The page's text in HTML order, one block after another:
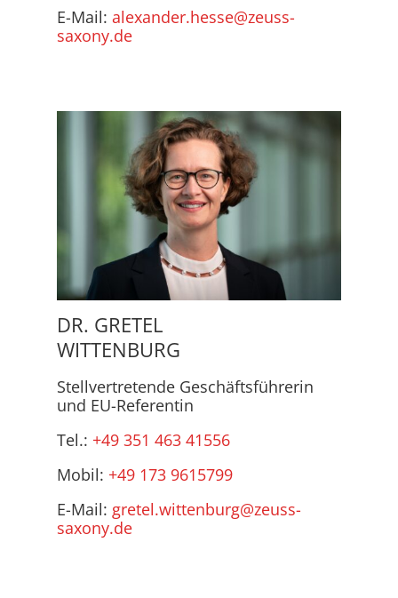
E-Mail: alexander.hesse@zeuss-
saxony.de
DR. GRETEL
WITTENBURG
Stellvertretende Geschäftsführerin
und EU-Referentin
Tel.: +49 351 463 41556
Mobil: +49 173 9615799
E-Mail: gretel.wittenburg@zeuss-
saxony.de